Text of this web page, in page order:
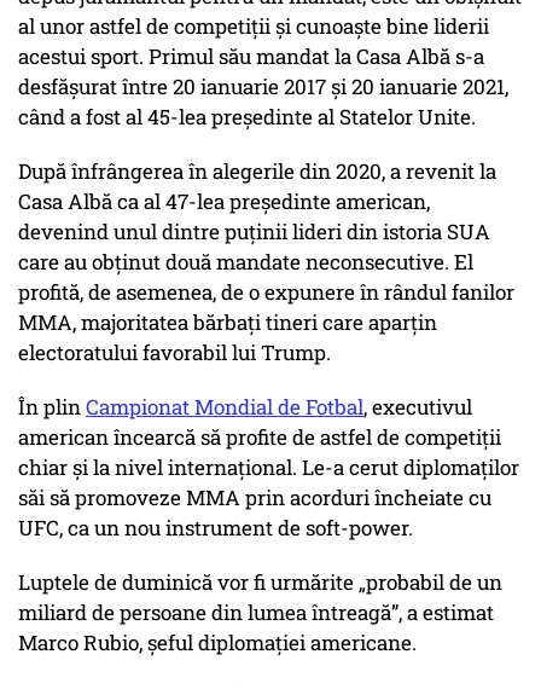
al unor astfel de competiții și cunoaște bine liderii
acestui sport. Primul său mandat la Casa Albă s-a
desfășurat între 20 ianuarie 2017 și 20 ianuarie 2021,
când a fost al 45-lea președinte al Statelor Unite.
După înfrângerea în alegerile din 2020, a revenit la
Casa Albă ca al 47-lea președinte american,
devenind unul dintre puținii lideri din istoria SUA
care au obținut două mandate neconsecutive. El
profită, de asemenea, de o expunere în rândul fanilor
MMA, majoritatea bărbați tineri care aparțin
electoratului favorabil lui Trump.
În plinCampionat Mondial de Fotbal, executivul
american încearcă să profite de astfel de competiții
chiar și la nivel internațional. Le-a cerut diplomaților
săi să promoveze MMA prin acorduri încheiate cu
UFC, ca un nou instrument de soft-power.
Luptele de duminică vor fi urmărite „probabil de un
miliard de persoane din lumea întreagă”, a estimat
Marco Rubio, șeful diplomației americane.